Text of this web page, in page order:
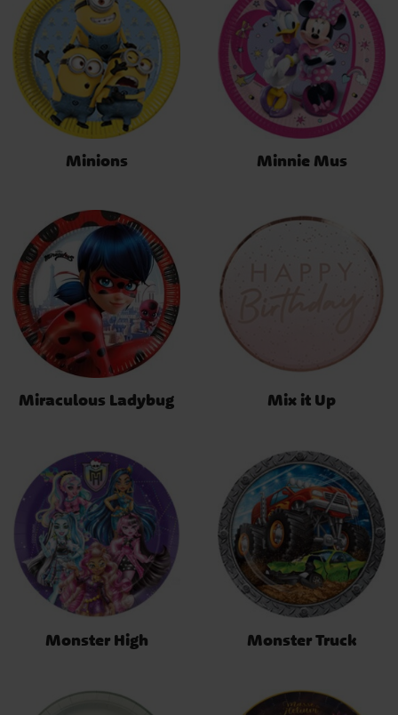
Minions Minnie Mus
Miraculous Ladybug Mix it Up
Monster High Monster Truck